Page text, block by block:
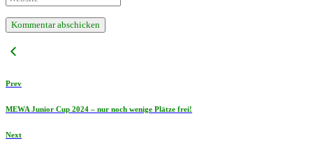
Prev
MEWA Junior Cup 2024 – nur noch wenige Plätze frei!
Next